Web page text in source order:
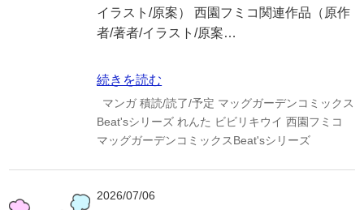
イラスト/原案） 西園フミコ関連作品（原作
者/著者/イラスト/原案…
続きを読む
マンガ 積読/読了/予定 マッグガーデンコミックス
Beat'sシリーズ れんた ビビリキウイ 西園フミコ
マッグガーデンコミックスBeat'sシリーズ
2026/07/06